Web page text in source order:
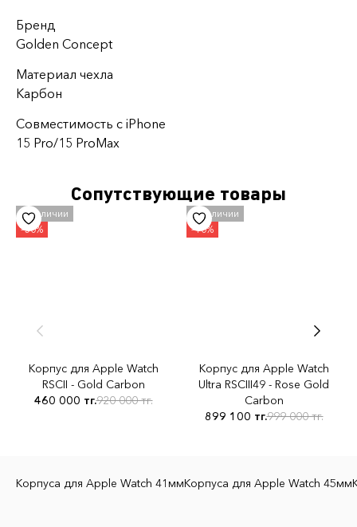
Бренд
Golden Concept
Материал чехла
Карбон
Совместимость с iPhone
15 Pro/15 ProMax
Сопутствующие товары
Корпус для Apple Watch
RSCII - Gold Carbon
460 000 тг.920 000 тг.
Корпус для Apple Watch
Ultra RSCIII49 - Rose Gold
Carbon
899 100 тг.999 000 тг.
Корпуса для Apple Watch 41ммКорпуса для Apple Watch 45мм